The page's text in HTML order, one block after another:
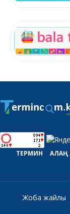
ТЕРМИН АЛАҢ
Жоба жайлы